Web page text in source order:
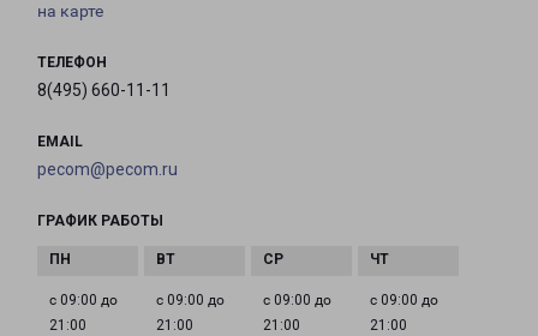
на карте
ТЕЛЕФОН
8(495) 660-11-11
EMAIL
pecom@pecom.ru
ГРАФИК РАБОТЫ
с 09:00 до
21:00
с 09:00 до
21:00
с 09:00 до
21:00
с 09:00 до
21:00